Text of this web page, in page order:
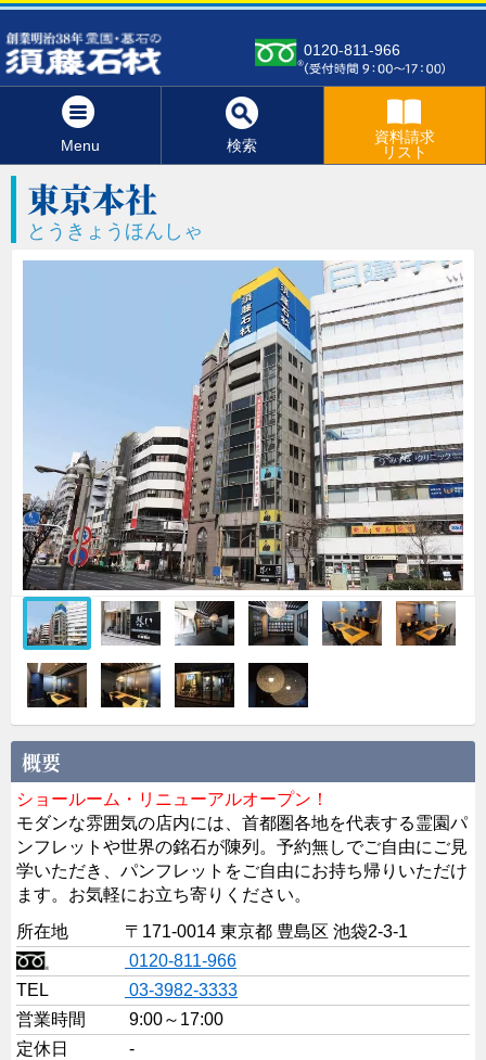
0120-811-966
Menu 検索
資料請求
リスト
東京本社
とうきょうほんしゃ
ショールーム・リニューアルオープン！
モダンな雰囲気の店内には、首都圏各地を代表する霊園パ
ンフレットや世界の銘石が陳列。予約無しでご自由にご見
学いただき、パンフレットをご自由にお持ち帰りいただけ
ます。お気軽にお立ち寄りください。
所在地
〒171-0014 東京都 豊島区 池袋2-3-1
0120-811-966
TEL
03-3982-3333
営業時間
9:00～17:00
定休日
-